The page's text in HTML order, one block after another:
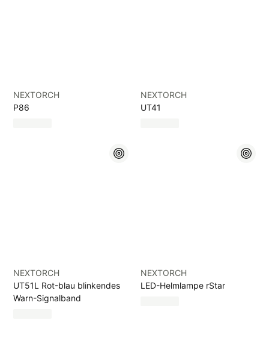
NEXTORCH
P86
NEXTORCH
UT41
NEXTORCH
UT51L Rot-blau blinkendes
Warn-Signalband
NEXTORCH
LED-Helmlampe rStar